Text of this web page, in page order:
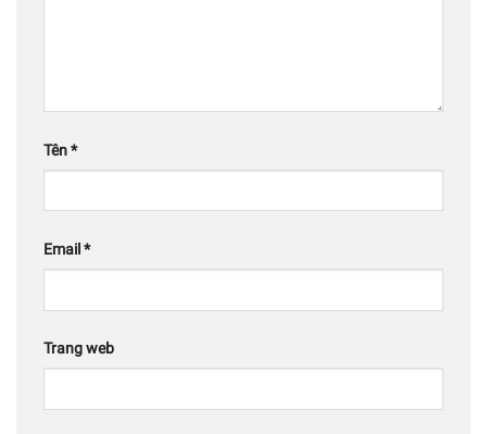
Tên*
Email *
Trang web